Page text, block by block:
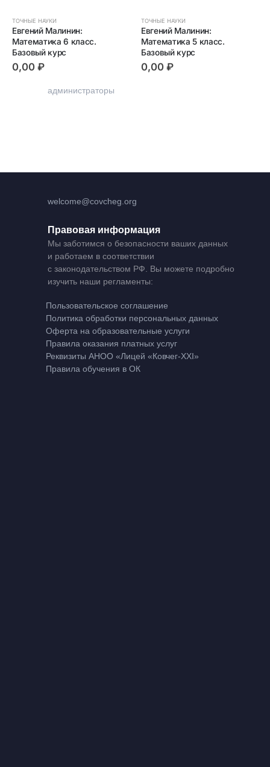
ТОЧНЫЕ НАУКИ
Евгений Малинин:
Математика 6 класс.
Базовый курс
0,00 ₽
ТОЧНЫЕ НАУКИ
Евгений Малинин:
Математика 5 класс.
Базовый курс
0,00 ₽
администраторы
welcome@covcheg.org
Контакты
Правовая информация
Мы заботимся о безопасности ваших данных
и работаем в соответствии
с законодательством РФ. Вы можете подробно
изучить наши регламенты:
Пользовательское соглашение
Политика обработки персональных данных
Оферта на образовательные услуги
Правила оказания платных услуг
Реквизиты АНОО «Лицей «Ковчег-XXI»
Правила обучения в ОК